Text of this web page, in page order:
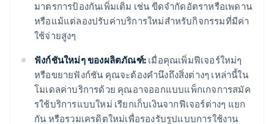
มาตรการป้องกันเพิ่มเติม เช่น ขีดจำกัดอัตราหรือเพดาน
หรือแม้แต่ลองปรับค่าบริการใหม่สำหรับกิจกรรมที่มีค่า
ใช้จ่ายสูงๆ
ฟังก์ชันใหม่ๆ ของผลิตภัณฑ์: เมื่อคุณเพิ่มฟีเจอร์ใหม่ๆ
หรือขยายฟังก์ชัน คุณจะต้องคำนึงถึงสิ่งต่างๆ เหล่านี้ใน
โมเดลค่าบริการด้วย คุณอาจออกแบบแพ็กเกจการสมัค
รใช้บริการแบบใหม่ เรียกเก็บเงินจากฟีเจอร์ต่างๆ แยก
กัน หรือรวมเครดิตใหม่เพื่อรองรับรูปแบบการใช้งาน